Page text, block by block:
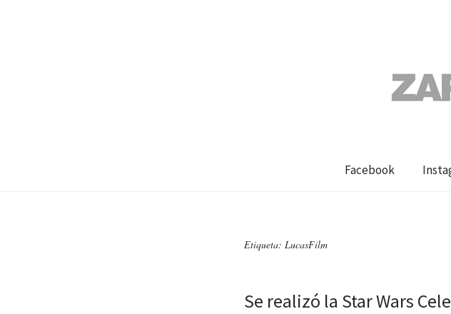
Facebook
Etiqueta: LucasFilm
Se realizó la Star Wars